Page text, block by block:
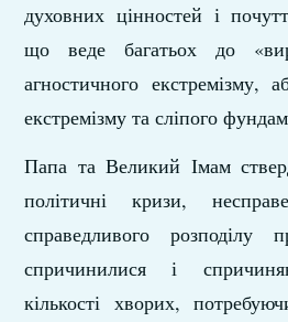
духовних цінностей і
що веде багатьох до
агностичного екстремізму,
екстремізму та сліпого
Папа та Великий Імам
політичні кризи,
справедливого розподілу
спричинилися і
кількості хворих,